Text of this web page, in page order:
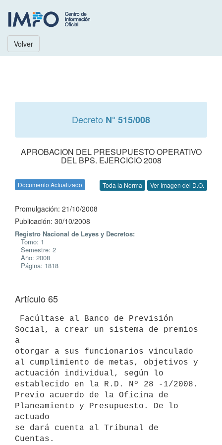
Volver
Decreto N° 515/008
APROBACION DEL PRESUPUESTO OPERATIVO
DEL BPS. EJERCICIO 2008
Documento Actualizado Toda la Norma Ver Imagen del D.O.
Promulgación: 21/10/2008
Publicación: 30/10/2008
Registro Nacional de Leyes y Decretos:
Tomo: 1
Semestre: 2
Año: 2008
Página: 1818
Artículo 65
Social, a crear un sistema de premios
a
otorgar a sus funcionarios vinculado
al cumplimiento de metas, objetivos y
actuación individual, según lo
establecido en la R.D. Nº 28 -1/2008.
Previo acuerdo de la Oficina de
Planeamiento y Presupuesto. De lo
actuado
se dará cuenta al Tribunal de